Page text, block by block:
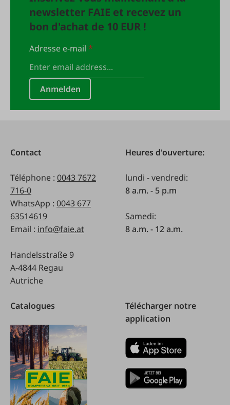
newsletter FAIE et recevez un
bon d'achat de 10 EUR !
Adresse e-mail*
Anmelden
Contact
Téléphone : 0043 7672
716-0
WhatsApp : 0043 677
63514619
Email : info@faie.at
Handelsstraße 9
A-4844 Regau
Autriche
Heures d'ouverture:
lundi - vendredi:
8 a.m. - 5 p.m
Samedi:
8 a.m. - 12 a.m.
Catalogues
Télécharger notre
application